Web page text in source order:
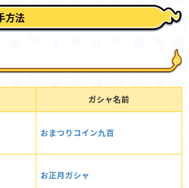
方法
ガシャ名前
おまつりコイン九百
お正月ガシャ